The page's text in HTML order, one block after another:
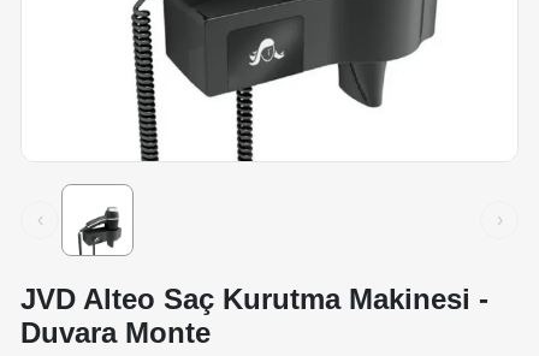
‹ ›
JVD Alteo Saç Kurutma Makinesi -
Duvara Monte